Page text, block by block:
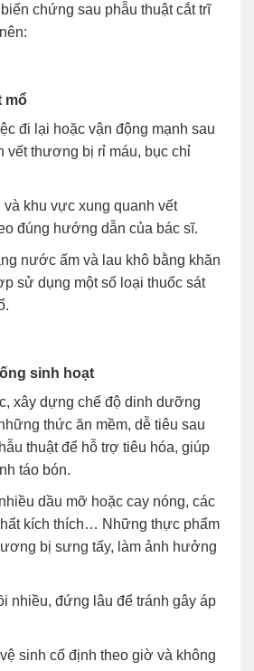
chứng sau phẫu thuật cắt trĩ
mổ
đi lại hoặc vận động mạnh sau
vết thương bị rỉ máu, bục chỉ
khu vực xung quanh vết
đúng hướng dẫn của bác sĩ.
nước ấm và lau khô bằng khăn
sử dụng một số loại thuốc sát
sinh hoạt
xây dựng chế độ dinh dưỡng
thức ăn mềm, dễ tiêu sau
thuật để hỗ trợ tiêu hóa, giúp
táo bón.
dầu mỡ hoặc cay nóng, các
kích thích… Những thực phẩm
bị sưng tấy, làm ảnh hưởng
nhiều, đứng lâu để tránh gây áp
sinh cố định theo giờ và không